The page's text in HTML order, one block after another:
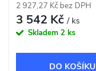
2 927,27 Kč bez DPH
3 542 Kč/ ks
Skladem 2 ks
DO KOŠÍKU